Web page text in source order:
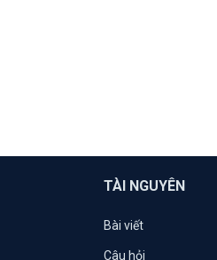
TÀI NGUYÊN
Bài viết
Câu hỏi